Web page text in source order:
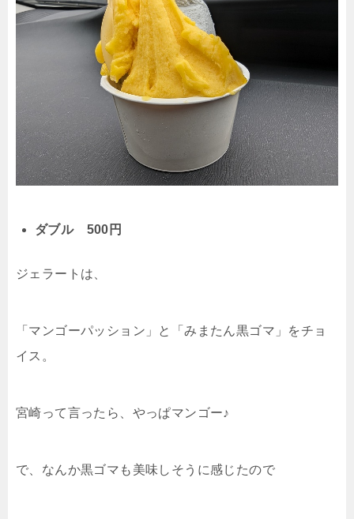
ダブル 500円
ジェラートは、
「マンゴーパッション」と「みまたん黒ゴマ」をチョ
イス。
宮崎って言ったら、やっぱマンゴー♪
で、なんか黒ゴマも美味しそうに感じたので